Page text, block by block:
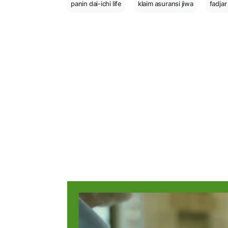
panin dai-ichi life klaim asuransi jiwa